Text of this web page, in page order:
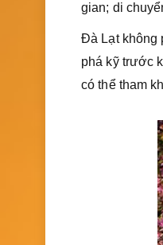
gian; di
Đà Lạt không
phá kỹ trước
có thể tham